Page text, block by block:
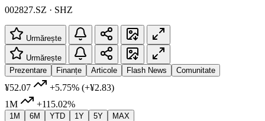
002827.SZ · SHZ
Urmărește
Urmărește
Prezentare
Finanțe Articole Flash News Comunitate
¥52.07 +5.75% (+¥2.83)
1M
+115.02%
1M 6M YTD 1Y 5Y MAX